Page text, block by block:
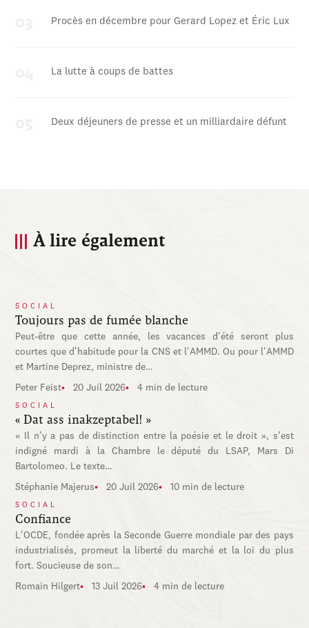
Procès en décembre pour Gerard Lopez et Éric Lux
La lutte à coups de battes
Deux déjeuners de presse et un milliardaire défunt
À lire également
SOCIAL
Toujours pas de fumée blanche
Peut-être que cette année, les vacances d'été seront plus
courtes que d'habitude pour la CNS et l'AMMD. Ou pour l'AMMD
et Martine Deprez, ministre de…
Peter Feist 20 Juil 2026 4 min de lecture
SOCIAL
« Dat ass inakzeptabel! »
« Il n’y a pas de distinction entre la poésie et le droit », s’est
indigné mardi à la Chambre le député du LSAP, Mars Di
Bartolomeo. Le texte…
Stéphanie Majerus 20 Juil 2026 10 min de lecture
SOCIAL
Confiance
L'OCDE, fondée après la Seconde Guerre mondiale par des pays
industrialisés, promeut la liberté du marché et la loi du plus
fort. Soucieuse de son…
Romain Hilgert 13 Juil 2026 4 min de lecture